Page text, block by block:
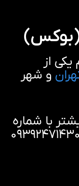
از
و شهر
با شماره